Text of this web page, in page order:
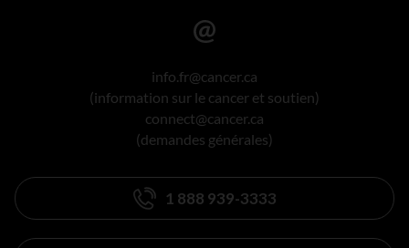
info.fr@cancer.ca
(information sur le cancer et soutien)
connect@cancer.ca
(demandes générales)
1 888 939-3333